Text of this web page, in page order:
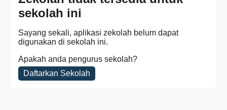
sekolah ini
Sayang sekali, aplikasi zekolah belum dapat
digunakan di sekolah ini.
Apakah anda pengurus sekolah?
Daftarkan Sekolah